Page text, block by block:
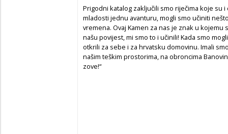
Prigodni katalog zaključili smo riječima koje su
mladosti jednu avanturu, mogli smo učiniti
vremena. Ovaj Kamen za nas je znak u
našu povijest, mi smo to i učinili! Kada smo
otkrili za sebe i za hrvatsku domovinu. Imali
našim teškim prostorima, na obroncima
zove!“